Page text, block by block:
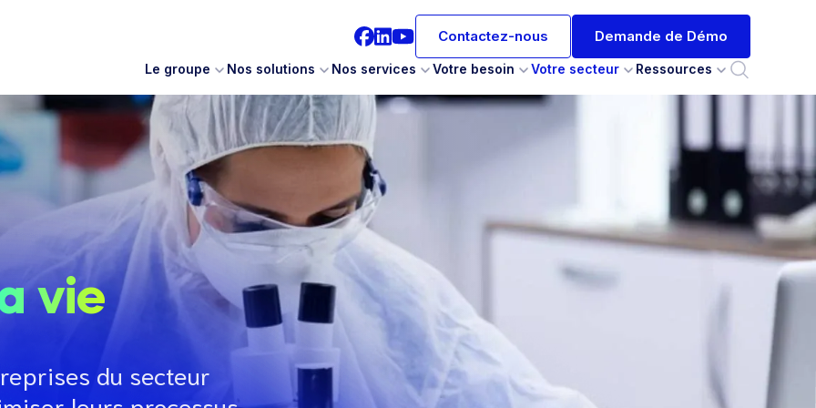
Contactez-nous Demande de Démo
Le groupe Nos solutions Nos services Votre besoin Votre secteur Ressources
vie
du secteur